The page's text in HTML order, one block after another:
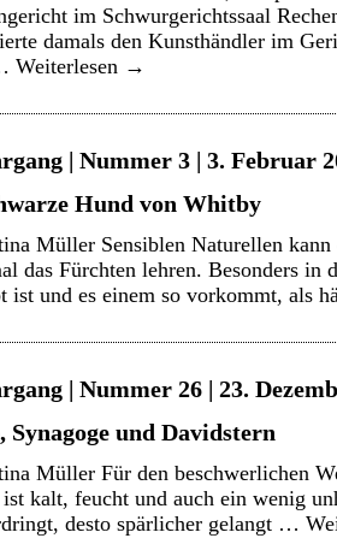
im Schwurgerichtssaal
damals den Kunsthändler im
Weiterlesen →
| Nummer 3 | 3. Februar
Hund von Whitby
Müller Sensiblen Naturellen
das Fürchten lehren. Besonders
ist und es einem so vorkommt, als
| Nummer 26 | 23.
Synagoge und Davidstern
Müller Für den beschwerlichen
kalt, feucht und auch ein wenig
desto spärlicher gelangt …